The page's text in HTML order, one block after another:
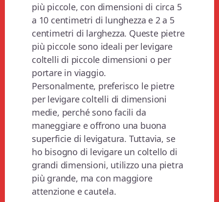
più piccole, con dimensioni di circa 5
a 10 centimetri di lunghezza e 2 a 5
centimetri di larghezza. Queste pietre
più piccole sono ideali per levigare
coltelli di piccole dimensioni o per
portare in viaggio.
Personalmente, preferisco le pietre
per levigare coltelli di dimensioni
medie, perché sono facili da
maneggiare e offrono una buona
superficie di levigatura. Tuttavia, se
ho bisogno di levigare un coltello di
grandi dimensioni, utilizzo una pietra
più grande, ma con maggiore
attenzione e cautela.